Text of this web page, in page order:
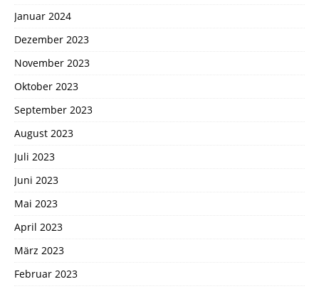
Januar 2024
Dezember 2023
November 2023
Oktober 2023
September 2023
August 2023
Juli 2023
Juni 2023
Mai 2023
April 2023
März 2023
Februar 2023